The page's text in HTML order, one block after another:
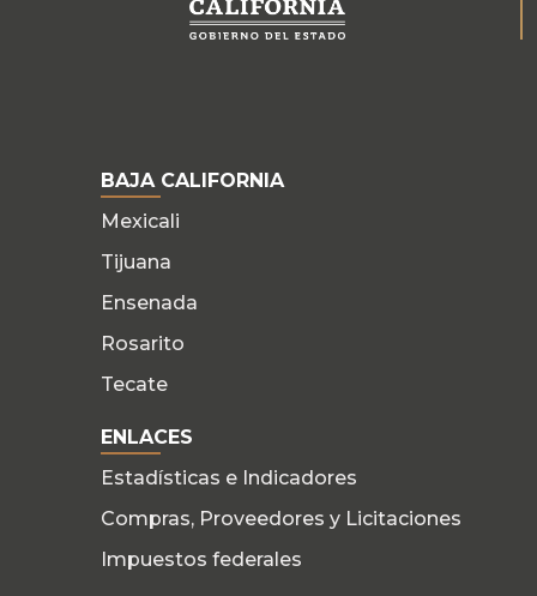
BAJA CALIFORNIA
Mexicali
Tijuana
Ensenada
Rosarito
Tecate
ENLACES
Estadísticas e Indicadores
Compras, Proveedores y Licitaciones
Impuestos federales